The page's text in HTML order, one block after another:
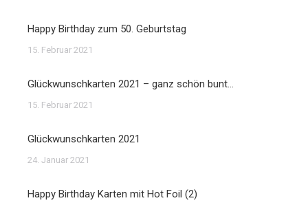
Happy Birthday zum 50. Geburtstag
15. Februar 2021
Glückwunschkarten 2021 – ganz schön bunt…
15. Februar 2021
Glückwunschkarten 2021
24. Januar 2021
Happy Birthday Karten mit Hot Foil (2)